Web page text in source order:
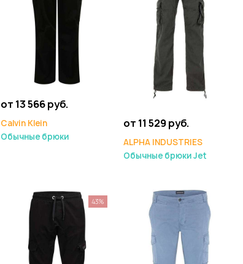
от 13 566 руб.
Calvin Klein
Обычные брюки
от 11 529 руб.
ALPHA INDUSTRIES
Обычные брюки Jet
43%